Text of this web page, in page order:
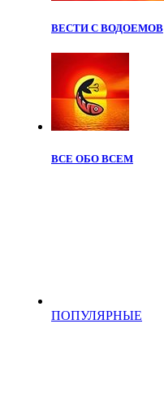
ВЕСТИ С ВОДОЕМОВ
ВСЕ ОБО ВСЕМ
ПОПУЛЯРНЫЕ